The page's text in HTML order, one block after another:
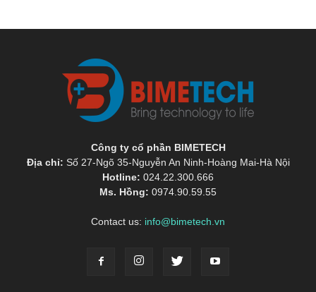
Công ty cổ phần BIMETECH
Địa chỉ: Số 27-Ngõ 35-Nguyễn An Ninh-Hoàng Mai-Hà Nội
Hotline: 024.22.300.666
Ms. Hồng: 0974.90.59.55
Contact us: info@bimetech.vn